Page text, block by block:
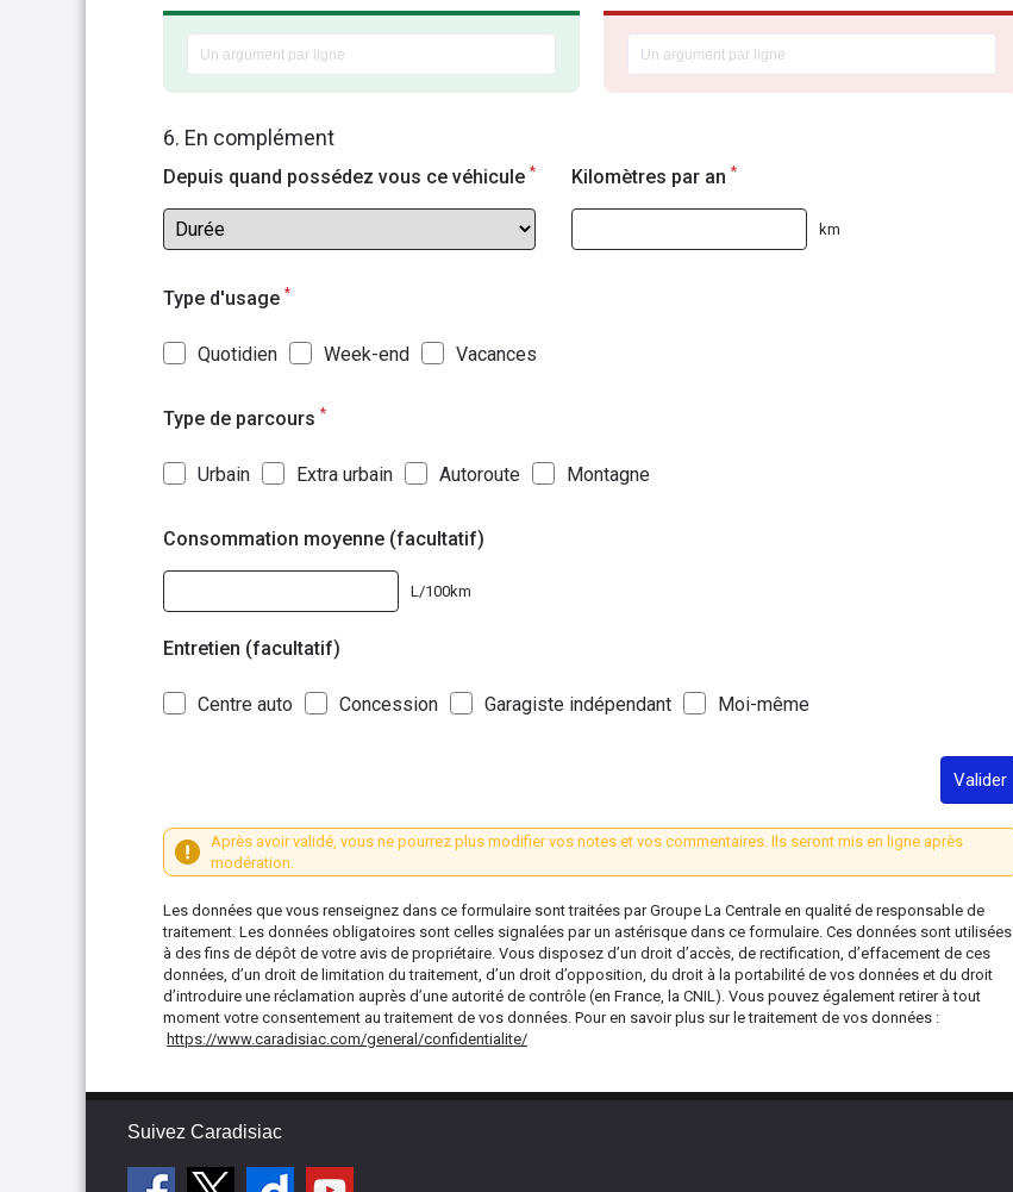
6. En complément
Depuis quand possédez vous ce véhicule * Kilomètres par an *
km
Type d'usage *
Quotidien Week-end Vacances
Type de parcours *
Urbain Extra urbain Autoroute Montagne
Consommation moyenne (facultatif)
L/100km
Entretien (facultatif)
Centre auto Concession Garagiste indépendant Moi-même
Valider
Après avoir validé, vous ne pourrez plus modifier vos notes et vos commentaires. Ils seront mis en ligne après
modération.
Les données que vous renseignez dans ce formulaire sont traitées par Groupe La Centrale en qualité de responsable de
traitement. Les données obligatoires sont celles signalées par un astérisque dans ce formulaire. Ces données sont utilisées
à des fins de dépôt de votre avis de propriétaire. Vous disposez d’un droit d’accès, de rectification, d’effacement de ces
données, d’un droit de limitation du traitement, d’un droit d’opposition, du droit à la portabilité de vos données et du droit
d’introduire une réclamation auprès d’une autorité de contrôle (en France, la CNIL). Vous pouvez également retirer à tout
moment votre consentement au traitement de vos données. Pour en savoir plus sur le traitement de vos données :
https://www.caradisiac.com/general/confidentialite/
Suivez Caradisiac